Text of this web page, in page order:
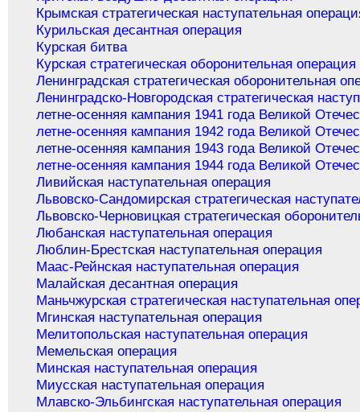
Крымская стратегическая наступательная
Курильская десантная операция
Курская битва
Курская стратегическая оборонительная операция
Ленинградская стратегическая оборонительная
Ленинградско-Новгородская стратегическая
летне-осенняя кампания 1941 года Великой
летне-осенняя кампания 1942 года Великой
летне-осенняя кампания 1943 года Великой
летне-осенняя кампания 1944 года Великой
Ливийская наступательная операция
Львовско-Сандомирская стратегическая
Львовско-Черновицкая стратегическая
Любанская наступательная операция
Люблин-Брестская наступательная операция
Маас-Рейнская наступательная операция
Малайская десантная операция
Маньчжурская стратегическая наступательная
Мгинская наступательная операция
Мелитопольская наступательная операция
Мемельская операция
Минская наступательная операция
Миусская наступательная операция
Млавско-Эльбингская наступательная операция